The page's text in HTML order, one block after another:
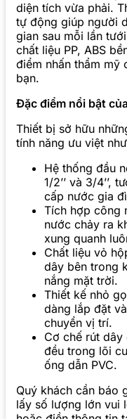
diện tích vừa phải.
tự động giúp người
gian sau mỗi lần
chất liệu PP, ABS
điểm nhấn thẩm mỹ
bạn.
Đặc điểm nổi bật
Thiết bị sở hữu
tính năng ưu việt
Hệ thống đầu
1/2’’ và 3/4’’,
cấp nước gia
Tích hợp công
nước chảy ra
xung quanh
Chất liệu vỏ
dây bên trong
nắng mặt trời.
Thiết kế nhỏ
dàng lắp đặt
chuyển vị trí.
Cơ chế rút
đều trong lõi
ống dẫn PVC.
Quý khách cần báo
lấy số lượng lớn vui